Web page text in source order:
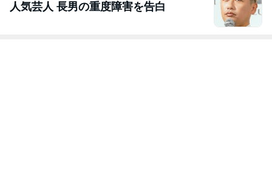
人気芸人 長男の重度障害を告白